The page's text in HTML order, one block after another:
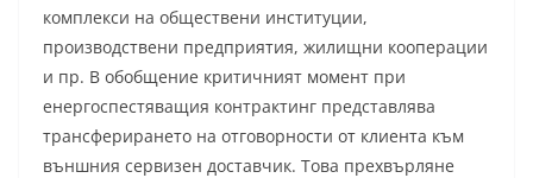
комплекси на обществени институции,
производствени предприятия, жилищни кооперации
и пр. В обобщение критичният момент при
енергоспестяващия контрактинг представлява
трансферирането на отговорности от клиента към
външния сервизен доставчик. Това прехвърляне